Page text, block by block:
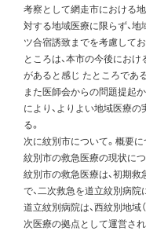
考察として網走市における
対する地域医療に限らず、
ツ合宿誘致までを考慮して
ところは、本市の今後にお
があると感じ たところである
また医師会からの問題提起
により、よりよい地域医療
る。
次に紋別市について。概要
紋別市の救急医療の現状につ
紋別市の救急医療は、初期
で、二次救急を道立紋別病院
道立紋別病院は、西紋別地域
次医療の拠点として運営さ